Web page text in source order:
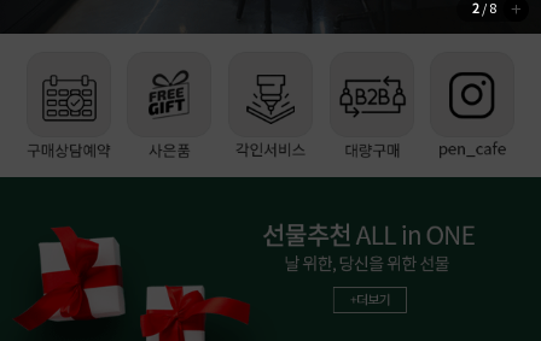
2 / 8
더
보